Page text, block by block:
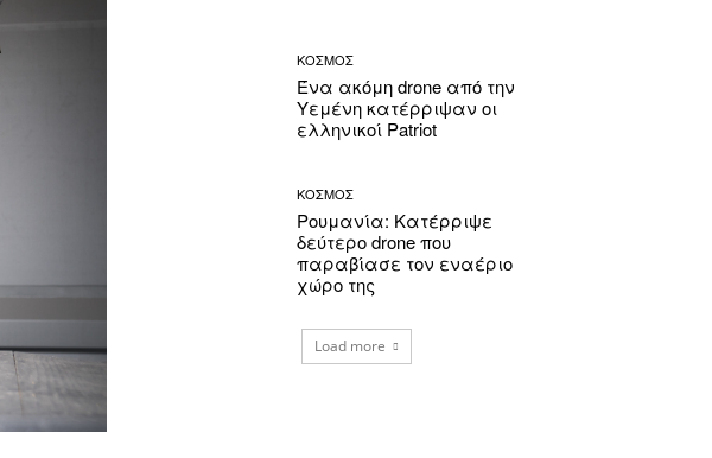
ΚΟΣΜΟΣ
Ένα ακόμη drone από την
Υεμένη κατέρριψαν οι
ελληνικοί Patriot
ΚΟΣΜΟΣ
Ρουμανία: Κατέρριψε
δεύτερο drone που
παραβίασε τον εναέριο
χώρο της
Load more